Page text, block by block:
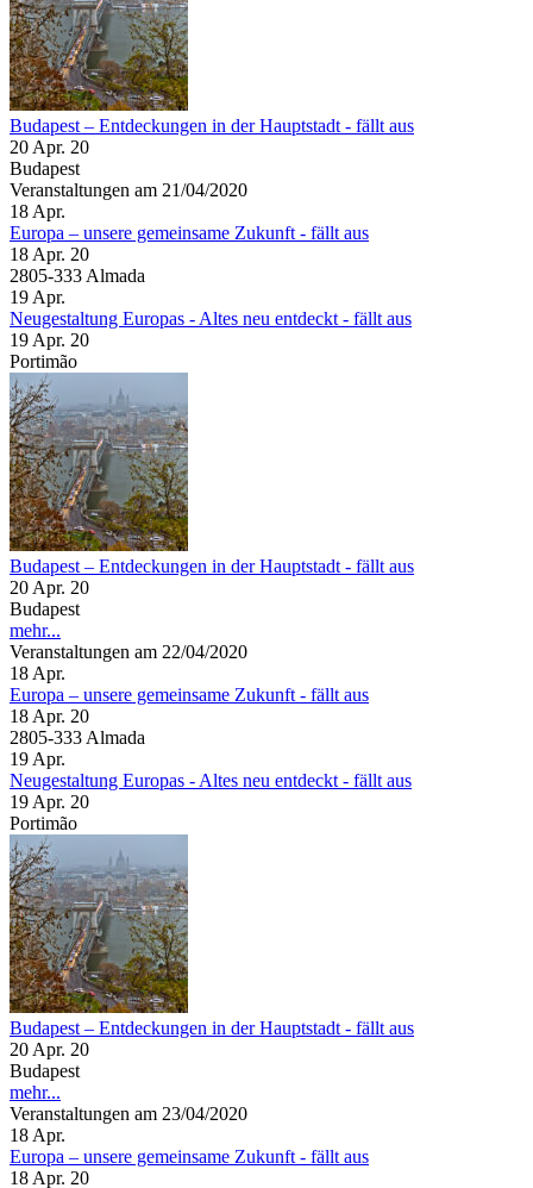
Budapest – Entdeckungen in der Hauptstadt - fällt aus
20 Apr. 20
Budapest
Veranstaltungen am 21/04/2020
18 Apr.
Europa – unsere gemeinsame Zukunft - fällt aus
18 Apr. 20
2805-333 Almada
19 Apr.
Neugestaltung Europas - Altes neu entdeckt - fällt aus
19 Apr. 20
Portimão
Budapest – Entdeckungen in der Hauptstadt - fällt aus
20 Apr. 20
Budapest
mehr...
Veranstaltungen am 22/04/2020
18 Apr.
Europa – unsere gemeinsame Zukunft - fällt aus
18 Apr. 20
2805-333 Almada
19 Apr.
Neugestaltung Europas - Altes neu entdeckt - fällt aus
19 Apr. 20
Portimão
Budapest – Entdeckungen in der Hauptstadt - fällt aus
20 Apr. 20
Budapest
mehr...
Veranstaltungen am 23/04/2020
18 Apr.
Europa – unsere gemeinsame Zukunft - fällt aus
18 Apr. 20